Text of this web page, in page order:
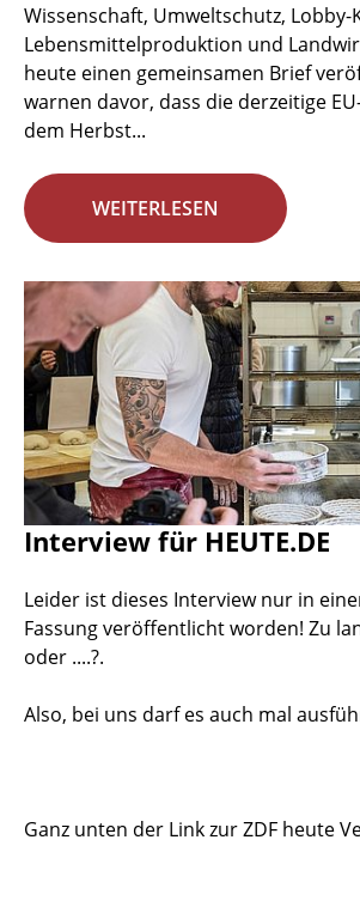
Wissenschaft, Umweltschutz, Lobby-
Lebensmittelproduktion und
heute einen gemeinsamen Brief
warnen davor, dass die derzeitige
dem Herbst...
WEITERLESEN
Interview für HEUTE.DE
Leider ist dieses Interview nur in
Fassung veröffentlicht worden! Zu
oder ....?.
Also, bei uns darf es auch mal
Ganz unten der Link zur ZDF heute